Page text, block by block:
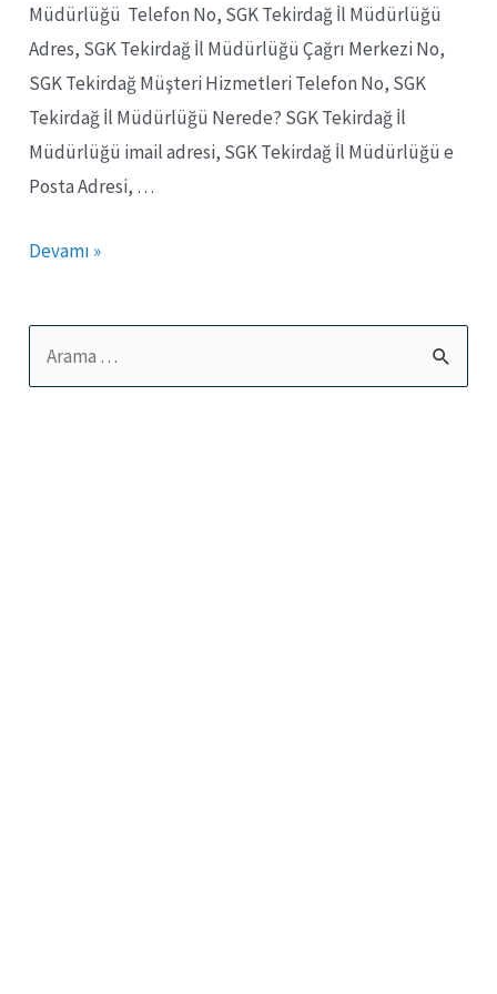
Müdürlüğü Telefon No, SGK Tekirdağ İl Müdürlüğü
Adres, SGK Tekirdağ İl Müdürlüğü Çağrı Merkezi No,
SGK Tekirdağ Müşteri Hizmetleri Telefon No, SGK
Tekirdağ İl Müdürlüğü Nerede? SGK Tekirdağ İl
Müdürlüğü imail adresi, SGK Tekirdağ İl Müdürlüğü e
Posta Adresi, …
SGK
Müdürlüğü
İletişim,
Devamı »
e